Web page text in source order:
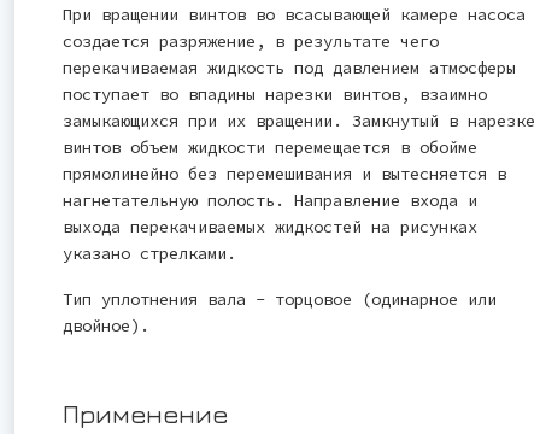
При вращении винтов во всасывающей камере насоса
создается разряжение, в результате чего
перекачиваемая жидкость под давлением атмосферы
поступает во впадины нарезки винтов, взаимно
замыкающихся при их вращении. Замкнутый в нарезке
винтов объем жидкости перемещается в обойме
прямолинейно без перемешивания и вытесняется в
нагнетательную полость. Направление входа и
выхода перекачиваемых жидкостей на рисунках
указано стрелками.
Тип уплотнения вала - торцовое (одинарное или
двойное).
Применение